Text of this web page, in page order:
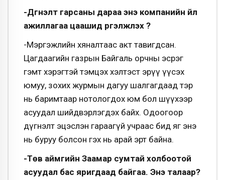
-Дүгнэлт гарсаны дараа энэ компанийн үйл
ажиллагаа цаашид үргэлжлэх үү?
-Мэргэжлийн хяналтаас акт тавигдсан.
Цагдаагийн газрын Байгаль орчны эсрэг
гэмт хэрэгтэй тэмцэх хэлтэст эрүү үүсэх
юмуу, зохих журмын дагуу шалгагдаад тэр
нь баримтаар нотологдох юм бол шүүхээр
асуудал шийдвэрлэгдэх байх. Одоогоор
дүгнэлт эцэслэн гараагүй учраас бид яг энэ
нь буруу болсон гэх нь арай эрт байна.
-Төв аймгийн Заамар сумтай холбоотой
асуудал бас яригдаад байгаа. Энэ талаар?